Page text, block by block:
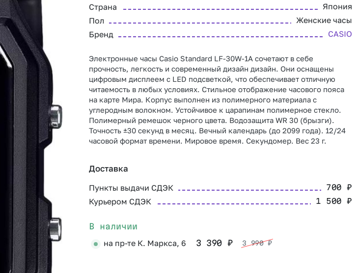
Страна
Япония
Пол
Женские часы
Бренд
CASIO
Электронные часы Casio Standard LF-30W-1A сочетают в себе
прочность, легкость и современный дизайн дизайн. Они оснащены
цифровым дисплеем с LED подсветкой, что обеспечивает отличную
читаемость в любых условиях. Стильное отображение часового пояса
на карте Мира. Корпус выполнен из полимерного материала с
углеродным волокном. Устойчивое к царапинам полимерное стекло.
Полимерный ремешок черного цвета. Водозащита WR 30 (брызги).
Точность ±30 секунд в месяц. Вечный календарь (до 2099 года). 12/24
часовой формат времени. Мировое время. Секундомер. Вес 23 г.
Доставка
Пункты выдачи СДЭК 700₽
Курьером СДЭК 1 500₽
В наличии
на пр-те К. Маркса, 6 3 390 ₽ 3 990₽